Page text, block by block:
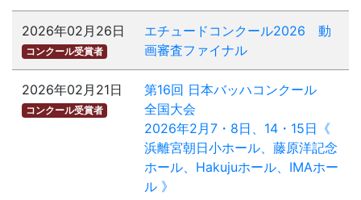
2026年02月26日
コンクール受賞者
エチュードコンクール2026 動
画審査ファイナル
2026年02月21日
コンクール受賞者
第16回 日本バッハコンクール
全国大会
2026年2月7・8日、14・15日《
浜離宮朝日小ホール、藤原洋記念
ホール、Hakujuホール、IMAホー
ル 》